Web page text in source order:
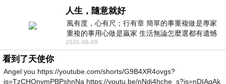
人生，隨意就好
風有度，心有尺；行有章 簡單的事重複做是專家
重複的事用心做是贏家 生活無論怎麼選都有遺憾
所以開心就好 生活不會辜負認真
2026-08-09
看到了天使你
Angel you https://youtube.com/shorts/G9B4XR4ovgs?
is=TzCHOnvmPBPshnNa https://youtu.be/nNdi4hche_s?is=nDIAqAk